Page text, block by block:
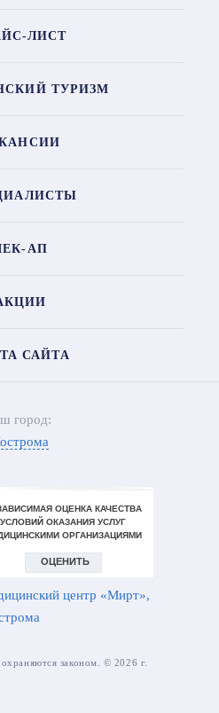
ЛИСТ
ТУРИЗМ
АП
САЙТА
город:
законом. © 2026 г.